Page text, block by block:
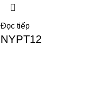
Đọc tiếp
NYPT12